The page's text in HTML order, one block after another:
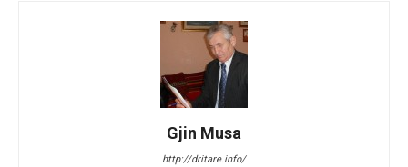
Gjin Musa
http://dritare.info/